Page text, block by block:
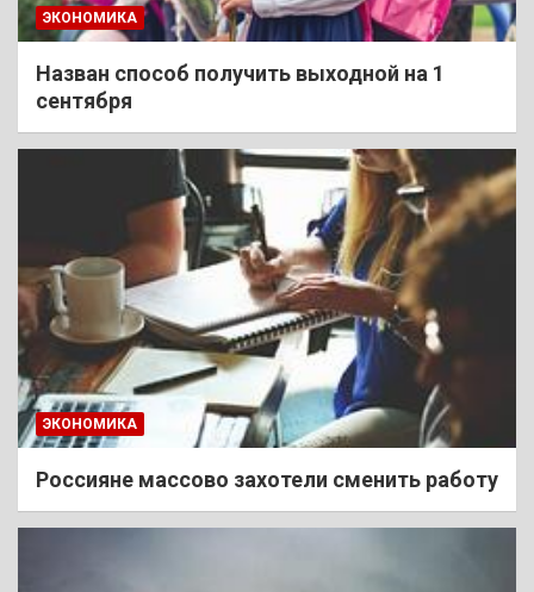
ЭКОНОМИКА
Назван способ получить выходной на 1
сентября
ЭКОНОМИКА
Россияне массово захотели сменить работу